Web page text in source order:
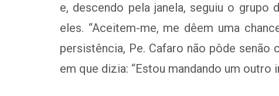
e, descendo pela janela, seguiu o grupo
eles. “Aceitem-me, me dêem uma
persistência, Pe. Cafaro não pôde
em que dizia: “Estou mandando um outro